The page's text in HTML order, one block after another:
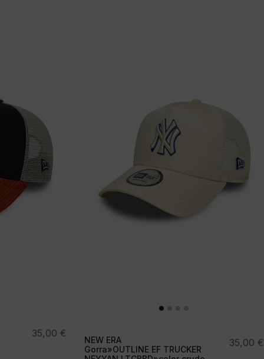
35,00 €
NEW ERA
Gorra»OUTLINE EF TRUCKER
35,00 €